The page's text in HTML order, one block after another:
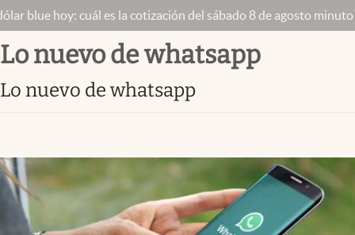
Finanzas y Mercados
Mercados Online
Clase
hoy: cuál es la cotización del sábado 8 de agosto minuto a
lo nuevo de whatsapp
lo nuevo de whatsapp